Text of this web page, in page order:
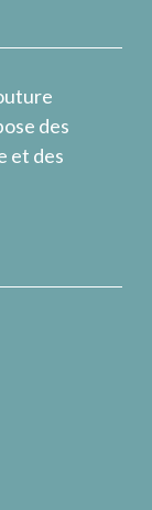
des
et des